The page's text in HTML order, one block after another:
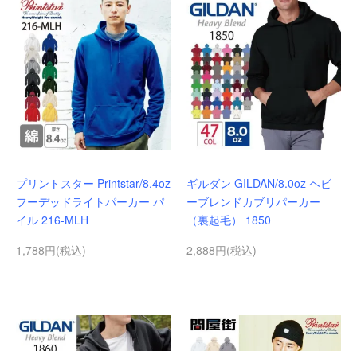
プリントスター Printstar/8.4oz
フーデッドライトパーカー パ
イル 216-MLH
1,788円(税込)
ギルダン GILDAN/8.0oz ヘビ
ーブレンドカブリパーカー
（裏起毛） 1850
2,888円(税込)